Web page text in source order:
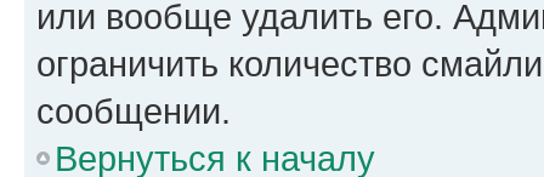
или вообще удалить его.
ограничить количество
сообщении.
Вернуться к началу